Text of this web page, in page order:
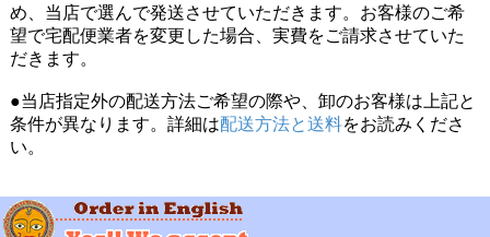
め、当店で選んで発送させていただきます。お客様のご希
望で宅配便業者を変更した場合、実費をご請求させていた
だきます。
●当店指定外の配送方法ご希望の際や、卸のお客様は上記と
条件が異なります。詳細は配送方法と送料をお読みくださ
い。